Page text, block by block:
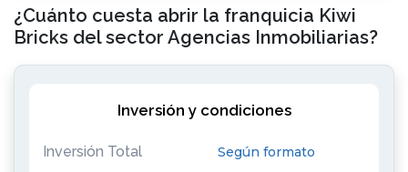
¿Cuánto cuesta abrir la franquicia Kiwi
Bricks del sector Agencias Inmobiliarias?
Inversión y condiciones
Inversión Total Según formato